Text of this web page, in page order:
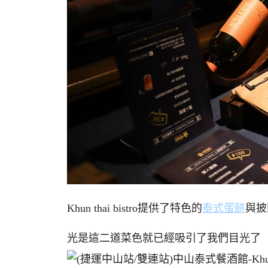
Khun thai bistro提供了特色的泰式蛋餅與
光是這二道菜色就已經吸引了我們目光了